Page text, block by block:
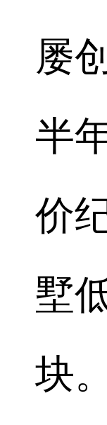
屡
半
价
墅
块。